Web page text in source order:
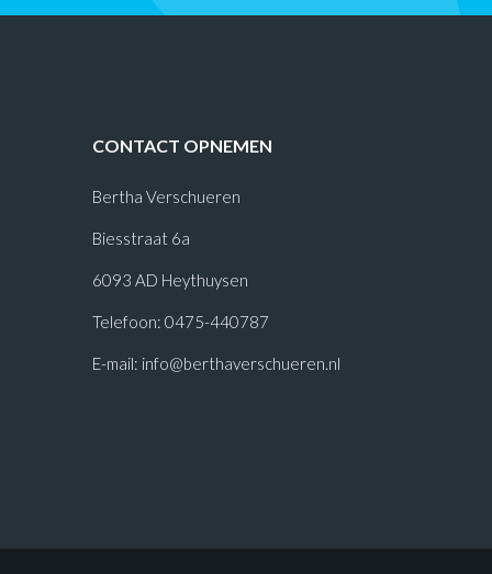
CONTACT OPNEMEN
Bertha Verschueren
Biesstraat 6a
6093 AD Heythuysen
Telefoon: 0475-440787
E-mail: info@berthaverschueren.nl